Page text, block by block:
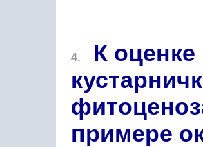
4.
К
примере